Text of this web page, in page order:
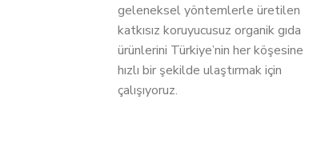
geleneksel yöntemlerle üretilen
katkısız koruyucusuz organik gıda
ürünlerini Türkiye’nin her köşesine
hızlı bir şekilde ulaştırmak için
çalışıyoruz.